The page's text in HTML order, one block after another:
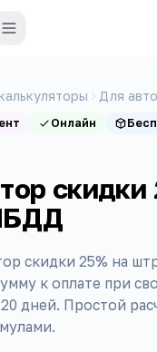
Для
Онлайн
скидки
скидки 25% на
к оплате при
дней. Простой